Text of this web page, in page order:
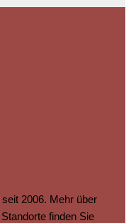
2006. Mehr über
finden Sie